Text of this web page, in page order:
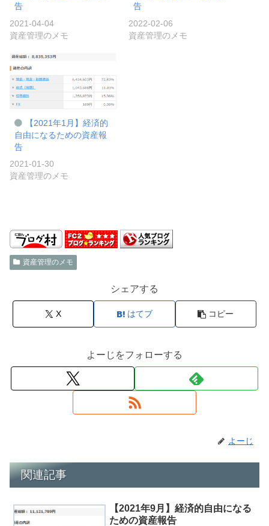
告
2021-04-04
資産管理のメモ
告
2022-02-06
資産管理のメモ
【2021年1月】経済的
自由になるための資産報
告
2021-01-30
資産管理のメモ
資産管理のメモ
シェアする
X はてブ コピー
よーじをフォローする
よーじ
関連記事
【2021年9月】経済的自由になる
ための資産報告